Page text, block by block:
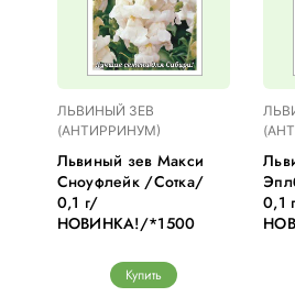
ЛЬВИНЫЙ ЗЕВ
(АНТИРРИНУМ)
Львиный зев Макси
Сноуфлейк /Сотка/
0,1 г/
НОВИНКА!/*1500
Купить
0,1 г